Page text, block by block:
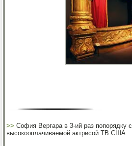
>>София Вергара в 3-ий раз попорядку
высокооплачиваемой актрисой ТВ США